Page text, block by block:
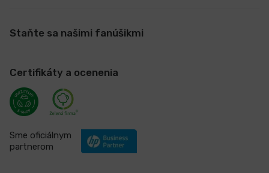
Staňte sa našimi fanúšikmi
Certifikáty a ocenenia
Sme oficiálnym
partnerom